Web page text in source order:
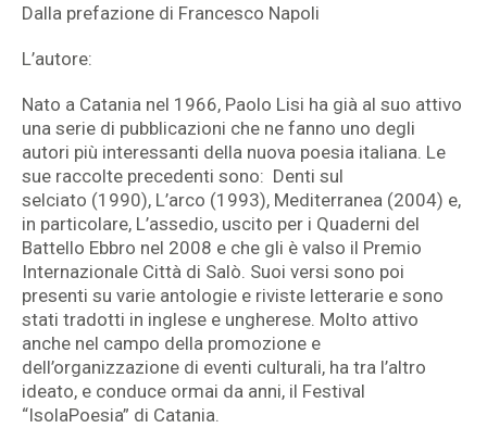
Dalla prefazione di Francesco Napoli
L’autore:
Nato a Catania nel 1966, Paolo Lisi ha già al suo attivo
una serie di pubblicazioni che ne fanno uno degli
autori più interessanti della nuova poesia italiana. Le
sue raccolte precedenti sono: Denti sul
selciato (1990), L’arco (1993), Mediterranea (2004) e,
in particolare, L’assedio, uscito per i Quaderni del
Battello Ebbro nel 2008 e che gli è valso il Premio
Internazionale Città di Salò. Suoi versi sono poi
presenti su varie antologie e riviste letterarie e sono
stati tradotti in inglese e ungherese. Molto attivo
anche nel campo della promozione e
dell’organizzazione di eventi culturali, ha tra l’altro
ideato, e conduce ormai da anni, il Festival
“IsolaPoesia” di Catania.